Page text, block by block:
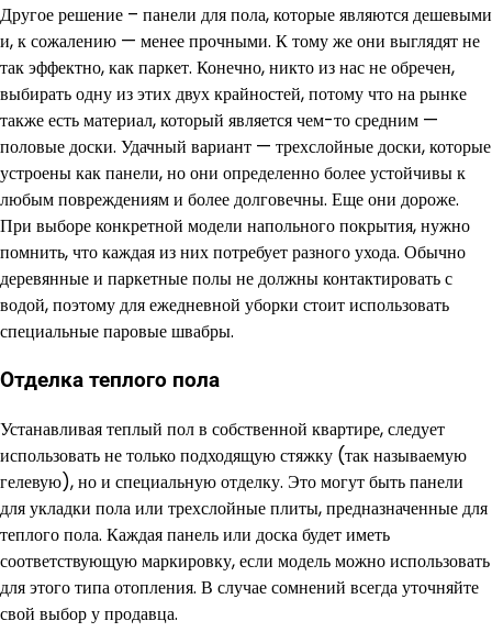
Другое решение – панели для пола, которые являются дешевыми
и, к сожалению — менее прочными. К тому же они выглядят не
так эффектно, как паркет. Конечно, никто из нас не обречен,
выбирать одну из этих двух крайностей, потому что на рынке
также есть материал, который является чем-то средним —
половые доски. Удачный вариант — трехслойные доски, которые
устроены как панели, но они определенно более устойчивы к
любым повреждениям и более долговечны. Еще они дороже.
При выборе конкретной модели напольного покрытия, нужно
помнить, что каждая из них потребует разного ухода. Обычно
деревянные и паркетные полы не должны контактировать с
водой, поэтому для ежедневной уборки стоит использовать
специальные паровые швабры.
Отделка теплого пола
Устанавливая теплый пол в собственной квартире, следует
использовать не только подходящую стяжку (так называемую
гелевую), но и специальную отделку. Это могут быть панели
для укладки пола или трехслойные плиты, предназначенные для
теплого пола. Каждая панель или доска будет иметь
соответствующую маркировку, если модель можно использовать
для этого типа отопления. В случае сомнений всегда уточняйте
свой выбор у продавца.